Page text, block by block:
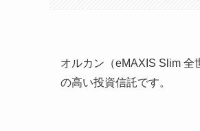
オルカン（eMAXIS Slim 全
の高い投資信託です。